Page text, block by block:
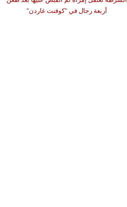
أربعة رجال في "كوفنت غاردن"